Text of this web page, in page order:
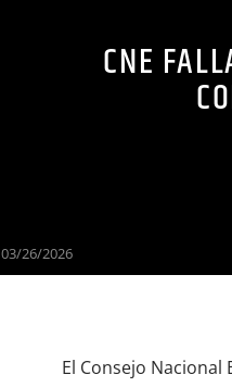
CNE
03/26/2026
El Consejo Nacional